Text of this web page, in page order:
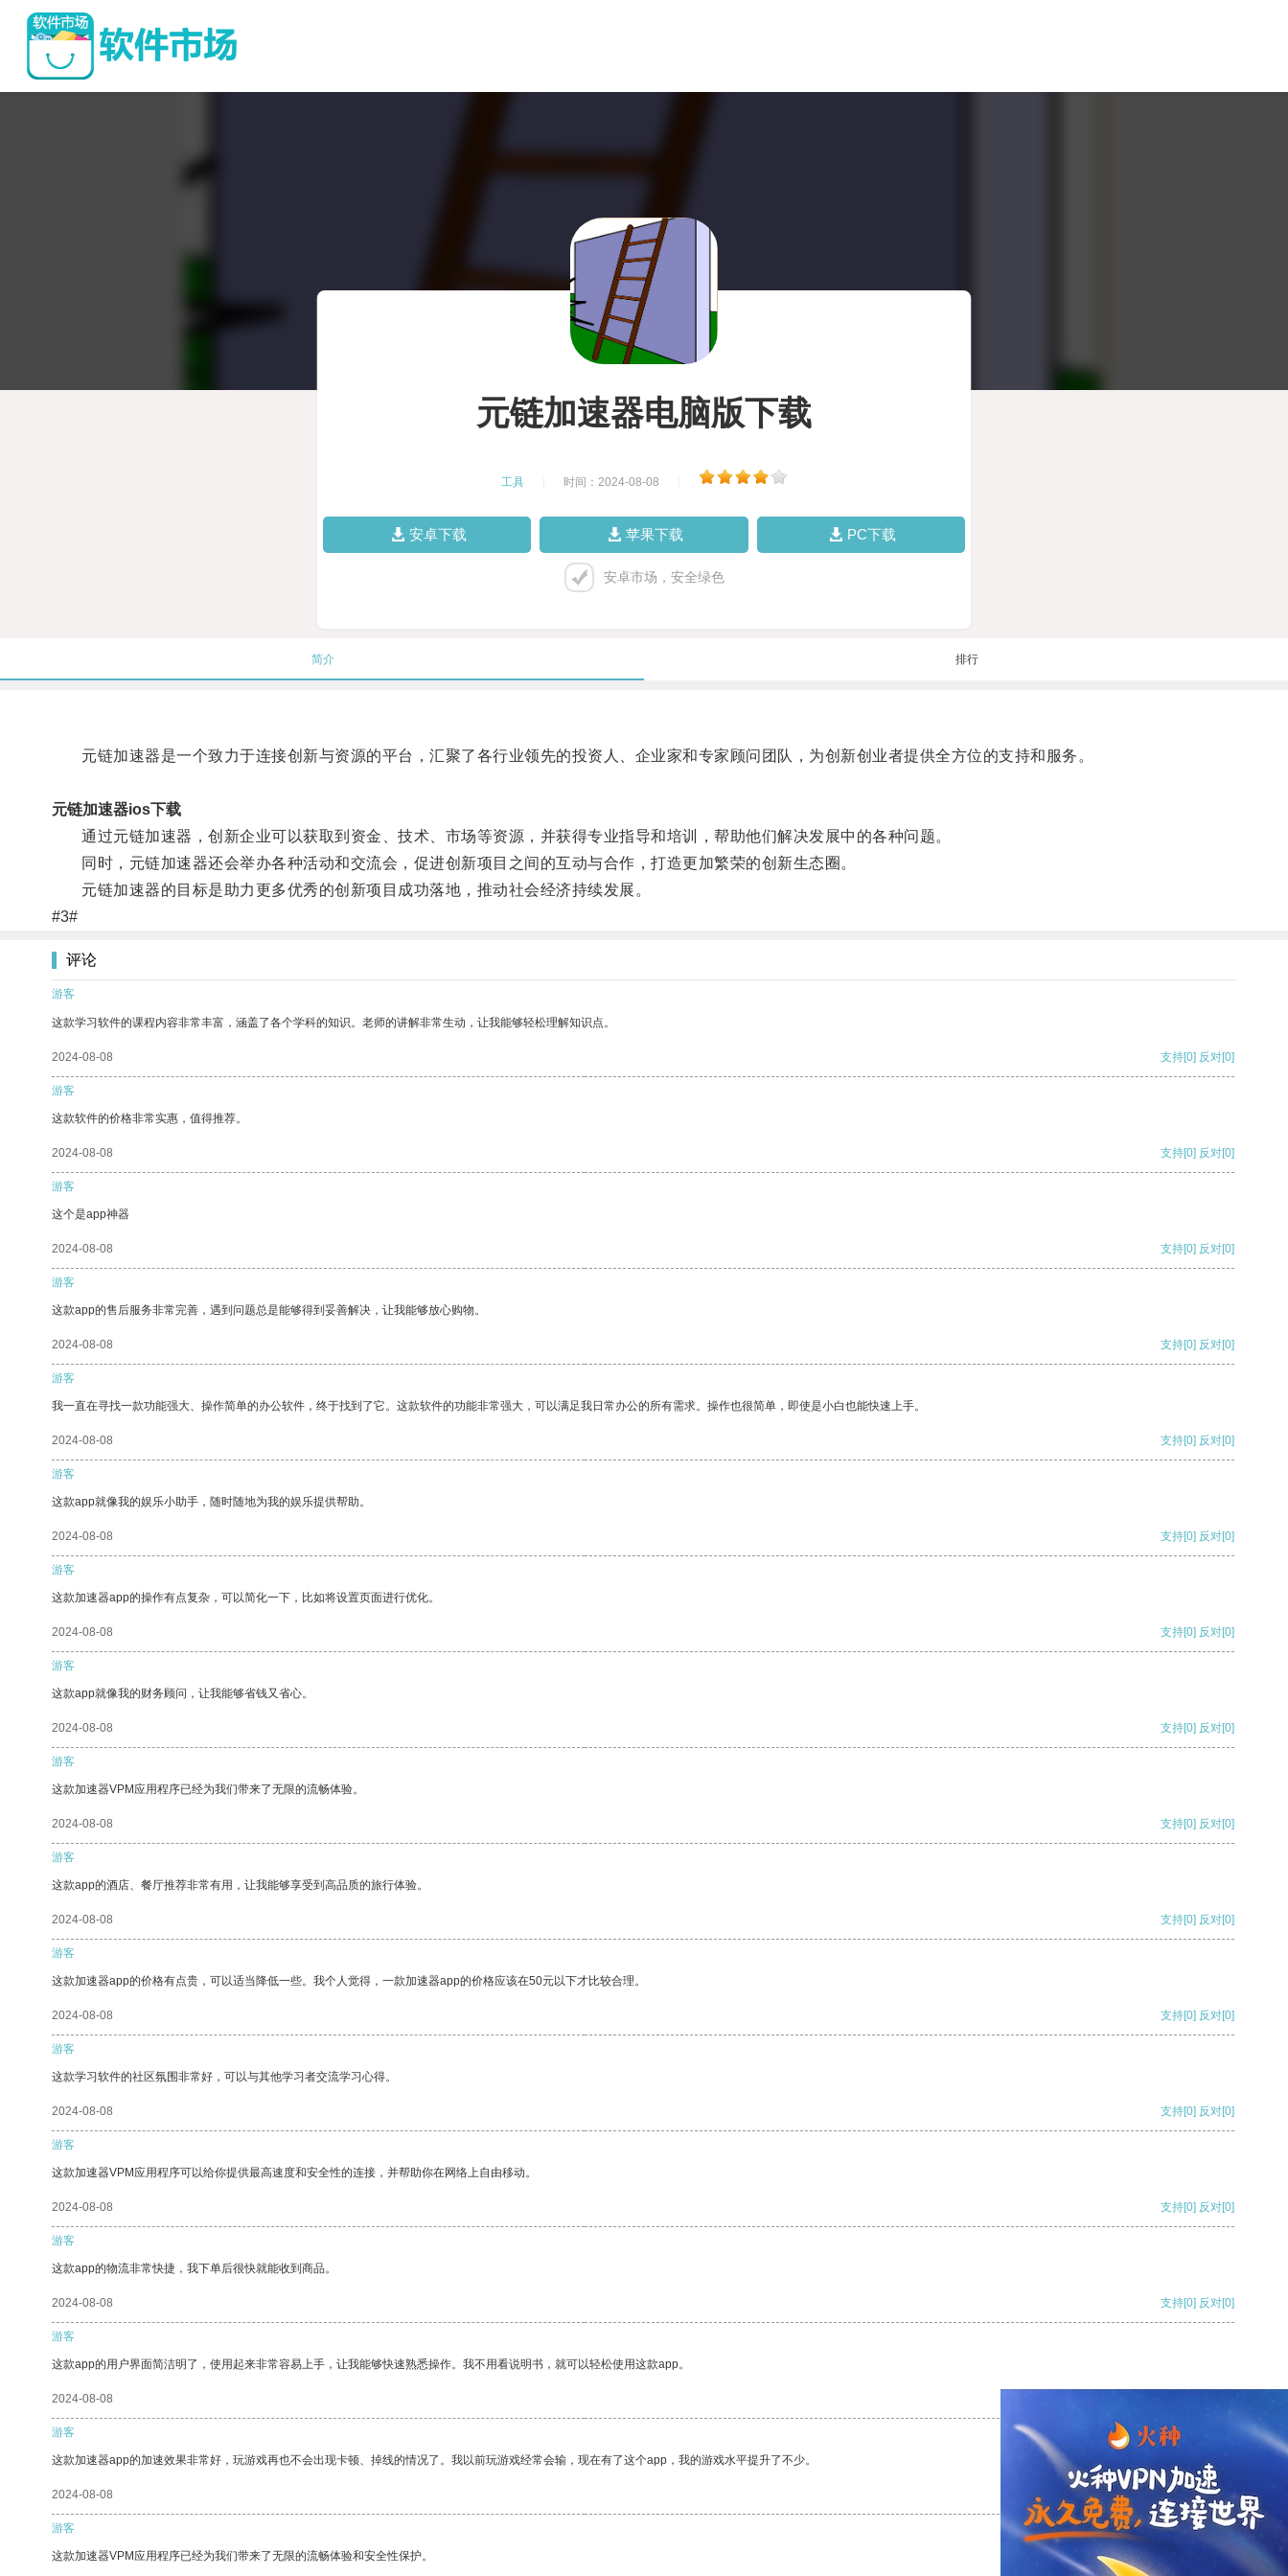
元链加速器电脑版下载
工具 时间：2024-08-08
安卓下载 苹果下载 PC下载
安卓市场，安全绿色
简介 排行
元链加速器是一个致力于连接创新与资源的平台，汇聚了各行业领先的投资人、企业家和专家顾问团队，为创新创业者提供全方位的支持和服务。
元链加速器ios下载
通过元链加速器，创新企业可以获取到资金、技术、市场等资源，并获得专业指导和培训，帮助他们解决发展中的各种问题。
同时，元链加速器还会举办各种活动和交流会，促进创新项目之间的互动与合作，打造更加繁荣的创新生态圈。
元链加速器的目标是助力更多优秀的创新项目成功落地，推动社会经济持续发展。
#3#
评论
游客
这款学习软件的课程内容非常丰富，涵盖了各个学科的知识。老师的讲解非常生动，让我能够轻松理解知识点。
2024-08-08 支持[0] 反对[0]
游客
这款软件的价格非常实惠，值得推荐。
2024-08-08 支持[0] 反对[0]
游客
这个是app神器
2024-08-08 支持[0] 反对[0]
游客
这款app的售后服务非常完善，遇到问题总是能够得到妥善解决，让我能够放心购物。
2024-08-08 支持[0] 反对[0]
游客
我一直在寻找一款功能强大、操作简单的办公软件，终于找到了它。这款软件的功能非常强大，可以满足我日常办公的所有需求。操作也很简单，即使是小白也能快速上手。
2024-08-08 支持[0] 反对[0]
游客
这款app就像我的娱乐小助手，随时随地为我的娱乐提供帮助。
2024-08-08 支持[0] 反对[0]
游客
这款加速器app的操作有点复杂，可以简化一下，比如将设置页面进行优化。
2024-08-08 支持[0] 反对[0]
游客
这款app就像我的财务顾问，让我能够省钱又省心。
2024-08-08 支持[0] 反对[0]
游客
这款加速器VPM应用程序已经为我们带来了无限的流畅体验。
2024-08-08 支持[0] 反对[0]
游客
这款app的酒店、餐厅推荐非常有用，让我能够享受到高品质的旅行体验。
2024-08-08 支持[0] 反对[0]
游客
这款加速器app的价格有点贵，可以适当降低一些。我个人觉得，一款加速器app的价格应该在50元以下才比较合理。
2024-08-08 支持[0] 反对[0]
游客
这款学习软件的社区氛围非常好，可以与其他学习者交流学习心得。
2024-08-08 支持[0] 反对[0]
游客
这款加速器VPM应用程序可以给你提供最高速度和安全性的连接，并帮助你在网络上自由移动。
2024-08-08 支持[0] 反对[0]
游客
这款app的物流非常快捷，我下单后很快就能收到商品。
2024-08-08 支持[0] 反对[0]
游客
这款app的用户界面简洁明了，使用起来非常容易上手，让我能够快速熟悉操作。我不用看说明书，就可以轻松使用这款app。
2024-08-08
游客
这款加速器app的加速效果非常好，玩游戏再也不会出现卡顿、掉线的情况了。我以前玩游戏经常会输，现在有了这个app，我的游戏水平提升了不少。
2024-08-08 支持 [0] 反对 [0]
游客
这款加速器VPM应用程序已经为我们带来了无限的流畅体验和安全性保护。